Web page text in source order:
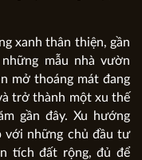
xanh thân thiện, gần
mẫu nhà vườn
mở thoáng mát đang
trở thành một xu thế
gần đây. Xu hướng
với những chủ đầu tư
tích đất rộng, đủ để